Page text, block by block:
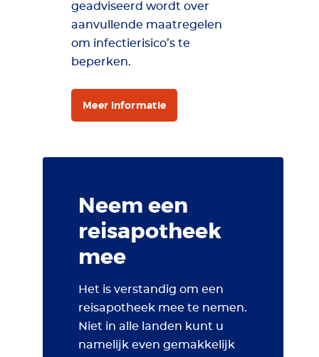
geadviseerd wordt over
aanvullende maatregelen
om infectierisico’s te
beperken.
Meer informatie
Neem een
reisapotheek
mee
Het is verstandig om een
reisapotheek mee te nemen.
Niet in alle landen kunt u
namelijk even gemakkelijk